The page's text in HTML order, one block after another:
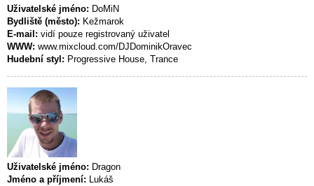
Uživatelské jméno: DoMiN
Bydliště (město): Kežmarok
E-mail: vidí pouze registrovaný uživatel
WWW: www.mixcloud.com/DJDominikOravec
Hudební styl: Progressive House, Trance
Uživatelské jméno: Dragon
Jméno a příjmení: Lukáš